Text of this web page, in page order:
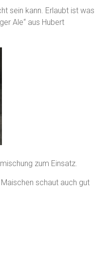
sein kann. Erlaubt ist was
Ale“ aus Hubert
zum Einsatz.
schaut auch gut